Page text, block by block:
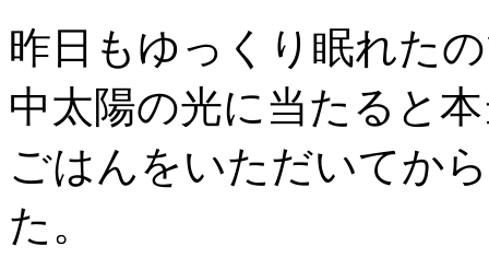
昨日もゆっくり眠れた
中太陽の光に当たると
ごはんをいただいてか
た。